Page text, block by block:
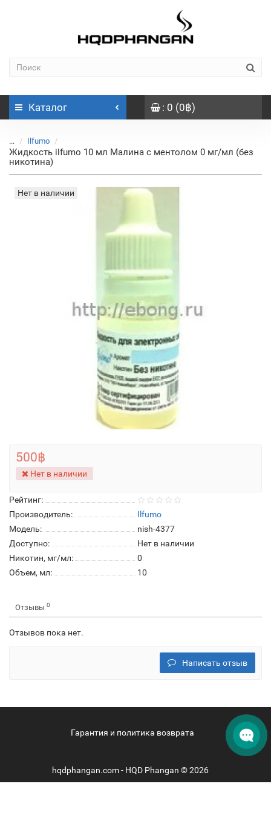
Каталог : 0 (0฿)
... Ilfumo
Жидкость ilfumo 10 мл Малина с ментолом 0 мг/мл (без
никотина)
Нет в наличии
Рейтинг:
Производитель:
Ilfumo
Модель:
nish-4377
Доступно:
Нет в наличии
Никотин, мг/мл:
0
Объем, мл:
10
500฿
Нет в наличии
Отзывы 0
Отзывов пока нет.
Написать отзыв
Гарантия и политика возврата
hqdphangan.com - HQD Phangan © 2026